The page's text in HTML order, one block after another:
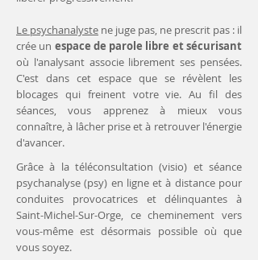
Le psychanalyste ne juge pas, ne prescrit pas : il
crée un espace de parole libre et sécurisant
où l'analysant associe librement ses pensées.
C'est dans cet espace que se révèlent les
blocages qui freinent votre vie. Au fil des
séances, vous apprenez à mieux vous
connaître, à lâcher prise et à retrouver l'énergie
d'avancer.
Grâce à la téléconsultation (visio) et séance
psychanalyse (psy) en ligne et à distance pour
conduites provocatrices et délinquantes à
Saint-Michel-Sur-Orge, ce cheminement vers
vous-même est désormais possible où que
vous soyez.